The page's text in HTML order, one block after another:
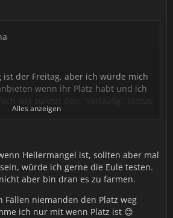
der Freitag, aber ich würde mich
wenn ihr Platz habt und ich
wenn ich Zeit hätte und wenn am
ich gerne ab und zu mit euch mit
Alles anzeigen
Heilermangel ist, sollten aber mal
würde ich gerne die Eule testen.
aber bin dran es zu farmen.
Fällen niemanden den Platz weg
ich nur mit wenn Platz ist 😊